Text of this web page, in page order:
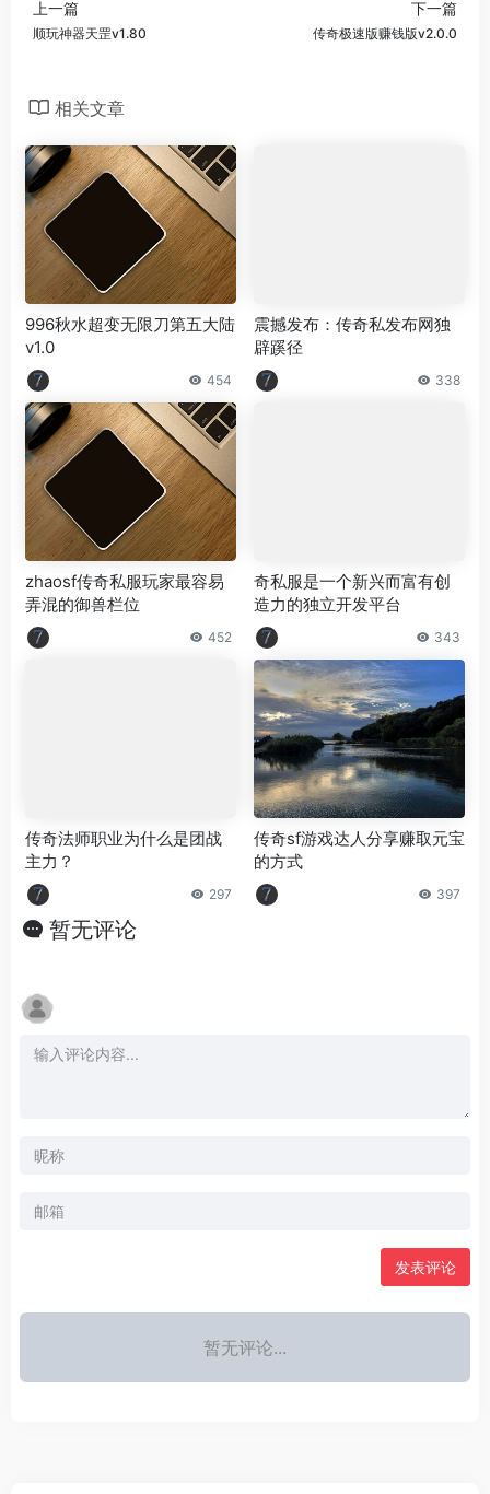
上一篇
顺玩神器天罡v1.80
下一篇
传奇极速版赚钱版v2.0.0
相关文章
996秋水超变无限刀第五大陆
v1.0
454
震撼发布：传奇私发布网独
辟蹊径
338
zhaosf传奇私服玩家最容易
弄混的御兽栏位
452
奇私服是一个新兴而富有创
造力的独立开发平台
343
传奇法师职业为什么是团战
主力？
297
传奇sf游戏达人分享赚取元宝
的方式
397
暂无评论
发表评论
暂无评论...